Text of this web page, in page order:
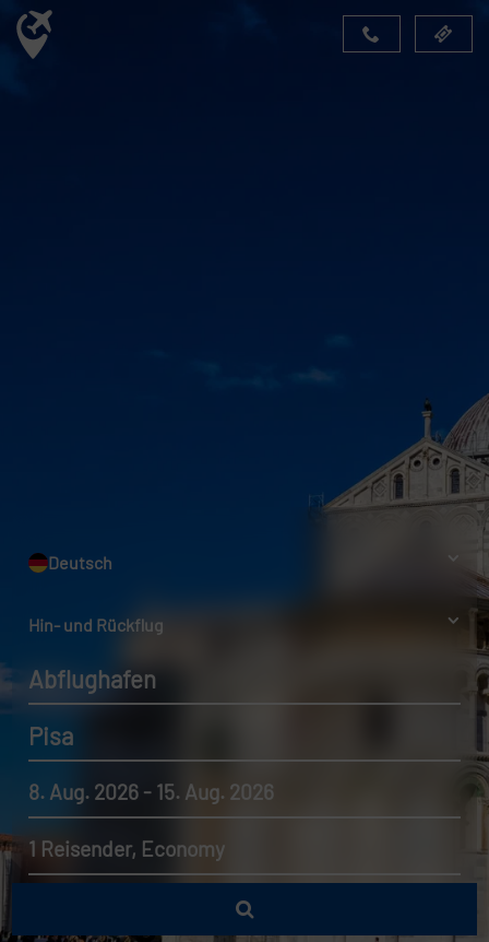
Deutsch
Hin- und Rückflug
Abflughafen
Pisa
8. Aug. 2026 - 15. Aug. 2026
1 Reisender, Economy